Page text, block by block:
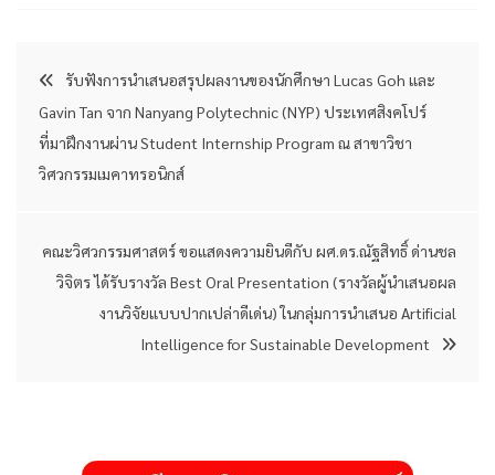
แนะแนว
เรื่อง
รับฟังการนำเสนอสรุปผลงานของนักศึกษา Lucas Goh และ
Gavin Tan จาก Nanyang Polytechnic (NYP) ประเทศสิงคโปร์
ที่มาฝึกงานผ่าน Student Internship Program ณ สาขาวิชา
วิศวกรรมเมคาทรอนิกส์
คณะวิศวกรรมศาสตร์ ขอแสดงความยินดีกับ ผศ.ดร.ณัฐสิทธิ์ ด่านชล
วิจิตร ได้รับรางวัล Best Oral Presentation (รางวัลผู้นำเสนอผล
งานวิจัยแบบปากเปล่าดีเด่น) ในกลุ่มการนำเสนอ Artificial
Intelligence for Sustainable Development